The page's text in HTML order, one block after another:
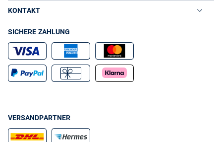
KONTAKT
SICHERE ZAHLUNG
VERSANDPARTNER